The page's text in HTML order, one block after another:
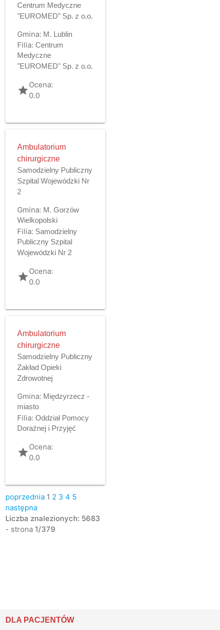
Centrum Medyczne
"EUROMED" Sp. z o.o.
Gmina: M. Lublin
Filia: Centrum
Medyczne
"EUROMED" Sp. z o.o.
gradeOcena:
0.0
Ambulatorium
chirurgiczne
Samodzielny Publiczny
Szpital Wojewódzki Nr
2
Gmina: M. Gorzów
Wielkopolski
Filia: Samodzielny
Publiczny Szpital
Wojewódzki Nr 2
gradeOcena:
0.0
Ambulatorium
chirurgiczne
Samodzielny Publiczny
Zakład Opieki
Zdrowotnej
Gmina: Międzyrzecz -
miasto
Filia: Oddział Pomocy
Doraźnej i Przyjęć
gradeOcena:
0.0
poprzednia 1 2 3 4 5
następna
Liczba znalezionych: 5683
- strona 1/379
DLA PACJENTÓW